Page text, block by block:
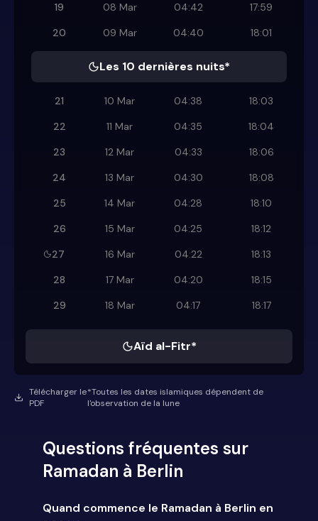
19
08 Mar 04:42
17:59
20
09 Mar 04:40 18:01
Les 10 dernières nuits*
21 10 Mar 04:38
18:03
22
11 Mar 04:35
18:04
23
12 Mar 04:33
18:06
24
13 Mar 04:30
18:08
25
14 Mar 04:28
18:10
26
15 Mar 04:25
18:12
27
16 Mar 04:22
18:13
28
17 Mar 04:20
18:15
29
18 Mar 04:17 18:17
Aïd al-Fitr*
Télécharger le
PDF
*Toutes les dates islamiques dépendent de
l'observation de la lune
Questions fréquentes sur
Ramadan à Berlin
Quand commence le Ramadan à Berlin en